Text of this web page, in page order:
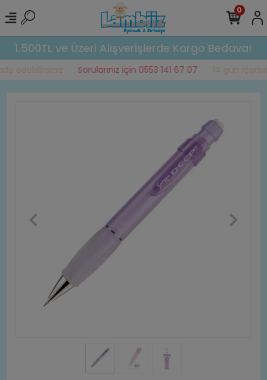
1.500TL ve Üzeri Alışverişlerde Kargo Bedava!
edebilirsiniz Sorularınız için 0553 141 67 07 14 gün
0